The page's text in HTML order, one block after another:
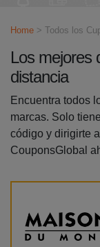
Home > Todos los
Los mejores
distancia
Encuentra todos
marcas. Solo
código y dirigirte
CouponsGlobal